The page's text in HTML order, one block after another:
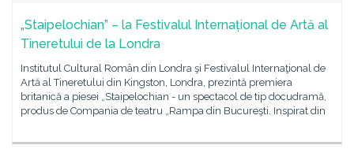
„Staipelochian” – la Festivalul Internațional de Artă al
Tineretului de la Londra
Institutul Cultural Român din Londra şi Festivalul Internaţional de
Artă al Tineretului din Kingston, Londra, prezintă premiera
britanică a piesei „Staipelochian - un spectacol de tip docudramă,
produs de Compania de teatru „Rampa din Bucureşti. Inspirat din